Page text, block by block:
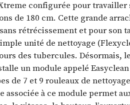
configurée pour travailler
de 180 cm. Cette grande
rétrécissement et pour son
unité de nettoyage
des tubercules. Désormais,
un module appelé
de 7 et 9 rouleaux de
associée à ce module permet